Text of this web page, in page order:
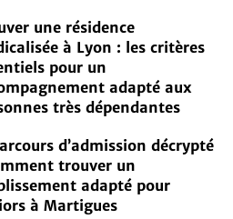
une résidence
à Lyon : les critères
pour un
adapté aux
très dépendantes
d’admission décrypté
trouver un
adapté pour
à Martigues